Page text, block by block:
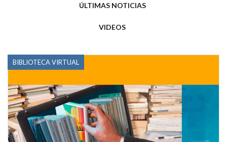
ÚLTIMAS NOTICIAS
VIDEOS
BIBLIOTECA VIRTUAL